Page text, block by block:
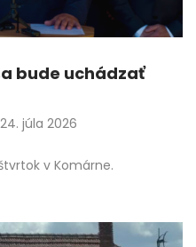
bude uchádzať
24. júla 2026
v Komárne.